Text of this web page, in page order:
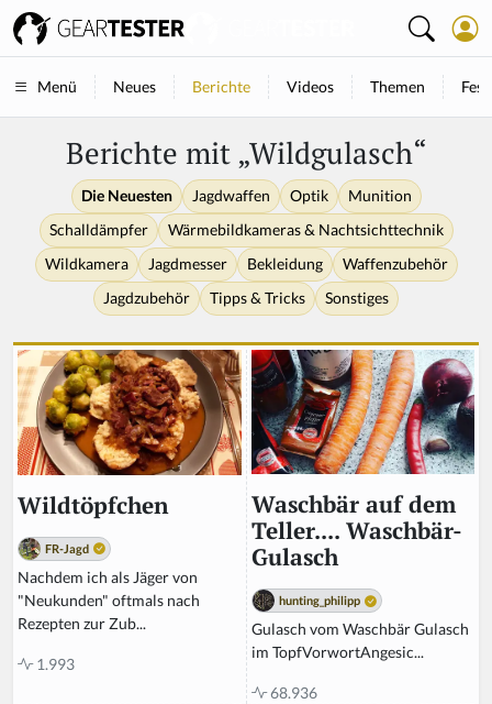
Menü Neues Berichte Videos Themen
Berichte mit „Wildgulasch“
Die Neuesten Jagdwaffen Optik
Munition
Schalldämpfer
Wärmebildkameras & Nachtsichttechnik
Wildkamera
Jagdmesser Bekleidung
Waffenzubehör
Jagdzubehör
Tipps & Tricks Sonstiges
Wildtöpfchen
FR-Jagd
Nachdem ich als Jäger von
"Neukunden" oftmals nach
Rezepten zur Zub...
1.993
Waschbär auf dem
Teller.... Waschbär-
Gulasch
hunting_philipp
Gulasch vom Waschbär Gulasch
im TopfVorwortAngesic...
68.936